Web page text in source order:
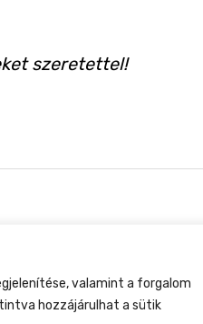
valamint a forgalom
hozzájárulhat a sütik
szeretettel!
2026. augusztus 27-